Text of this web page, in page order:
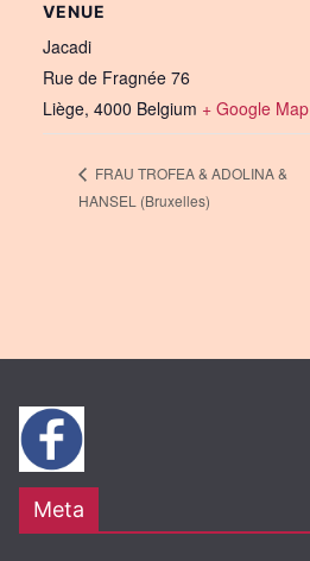
VENUE
Jacadi
Rue de Fragnée 76
Liège, 4000 Belgium + Google Map
FRAU TROFEA & ADOLINA &
HANSEL (Bruxelles)
Meta